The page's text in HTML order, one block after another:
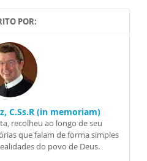
POR:
C.Ss.R (in memoriam)
recolheu ao longo de seu
que falam de forma simples
do povo de Deus.